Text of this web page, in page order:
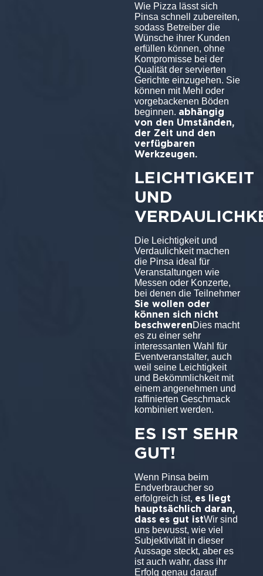
Wie Pizza lässt sich
Pinsa schnell zubereiten,
sodass Betreiber die
Wünsche ihrer Kunden
erfüllen können, ohne
Kompromisse bei der
Qualität der servierten
Gerichte einzugehen. Sie
können mit Mehl oder
vorgebackenen Böden
beginnen. abhängig
von den Umständen,
der Zeit und den
verfügbaren
Werkzeugen.
LEICHTIGKEIT
UND
Die Leichtigkeit und
Verdaulichkeit machen
die Pinsa ideal für
Veranstaltungen wie
Messen oder Konzerte,
bei denen die Teilnehmer
Sie wollen oder
können sich nicht
beschwerenDies macht
es zu einer sehr
interessanten Wahl für
Eventveranstalter, auch
weil seine Leichtigkeit
und Bekömmlichkeit mit
einem angenehmen und
raffinierten Geschmack
kombiniert werden.
ES IST SEHR
GUT!
Wenn Pinsa beim
Endverbraucher so
erfolgreich ist, es liegt
hauptsächlich daran,
dass es gut istWir sind
uns bewusst, wie viel
Subjektivität in dieser
Aussage steckt, aber es
ist auch wahr, dass ihr
Erfolg genau darauf